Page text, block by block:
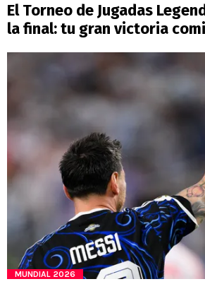
El Torneo de Jugadas
la final: tu gran victoria
MUNDIAL 2026